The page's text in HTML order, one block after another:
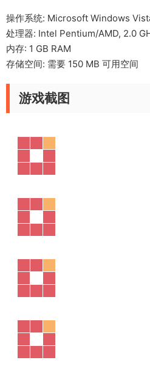
操作系统: Microsoft Windows
处理器: Intel Pentium/AMD, 2.0
内存: 1 GB RAM
存储空间: 需要 150 MB 可用空间
游戏截图